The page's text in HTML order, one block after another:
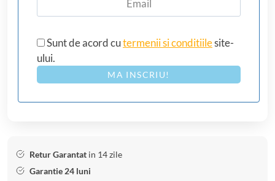
Sunt de acord cutermenii si conditiilesite-
ului.
MA INSCRIU!
Retur Garantat in 14 zile
Garantie 24 luni